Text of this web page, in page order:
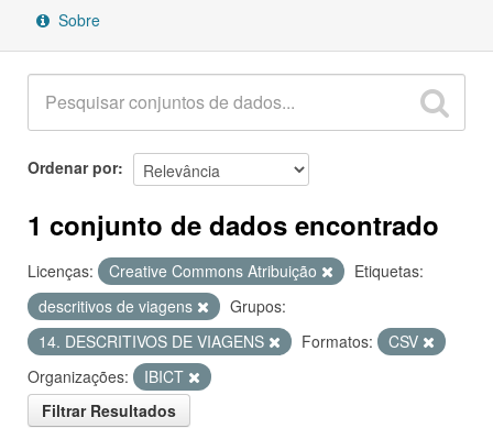
Sobre
Ordenar por
1 conjunto de dados encontrado
Licenças: Creative Commons Atribuição
Etiquetas:
descritivos de viagens
Grupos:
14. DESCRITIVOS DE VIAGENS
Formatos:
CSV
Organizações:
IBICT
Filtrar Resultados